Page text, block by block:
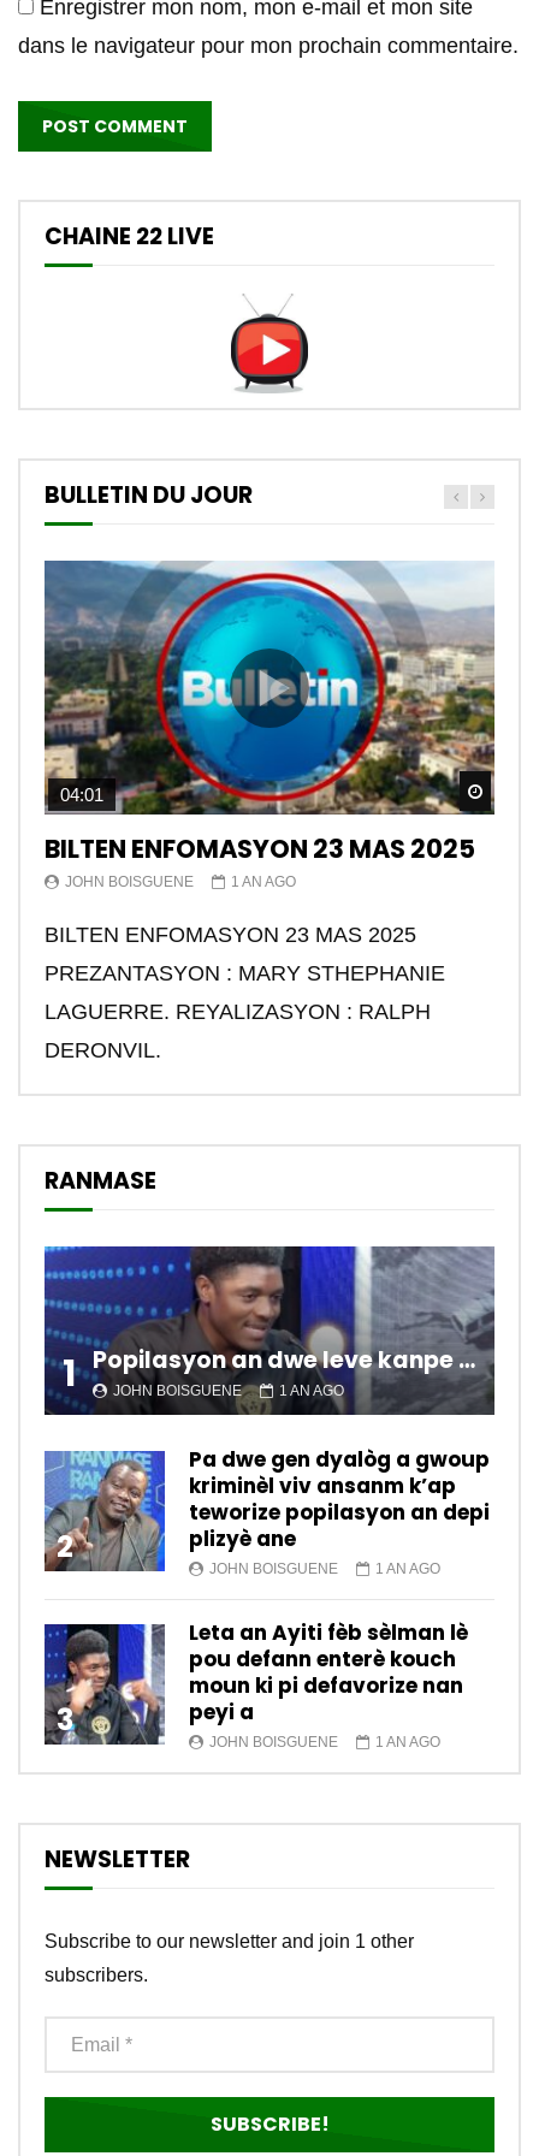
Enregistrer mon nom, mon e-mail et mon site
dans le navigateur pour mon prochain commentaire.
CHAINE 22 LIVE
BULLETIN DU JOUR
04:01
BILTEN ENFOMASYON 23 MAS 2025
JOHN BOISGUENE 1 AN AGO
BILTEN ENFOMASYON 23 MAS 2025
PREZANTASYON : MARY STHEPHANIE
LAGUERRE. REYALIZASYON : RALPH
DERONVIL.
RANMASE
1 Popilasyon an dwe leve kanpe pou chanje sitiyasyon kawotik l’ap viv nan peyi a.
JOHN BOISGUENE 1 AN AGO
2
Pa dwe gen dyalòg a gwoup
kriminèl viv ansanm k’ap
teworize popilasyon an depi
plizyè ane
JOHN BOISGUENE 1 AN AGO
3
Leta an Ayiti fèb sèlman lè
pou defann enterè kouch
moun ki pi defavorize nan
peyi a
JOHN BOISGUENE 1 AN AGO
NEWSLETTER
Subscribe to our newsletter and join 1 other
subscribers.